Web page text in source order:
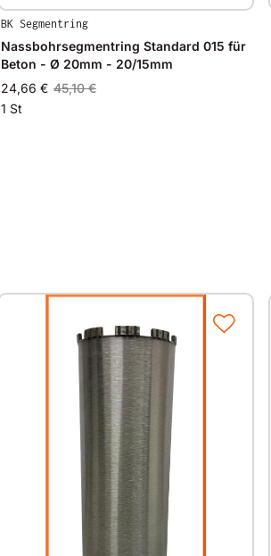
BK Segmentring
Nassbohrsegmentring Standard 015 für
Beton - Ø 20mm - 20/15mm
24,66 € 45,10 €
1 St